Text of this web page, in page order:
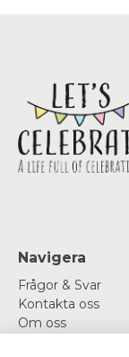
Navigera
Frågor & Svar
Kontakta oss
Om oss